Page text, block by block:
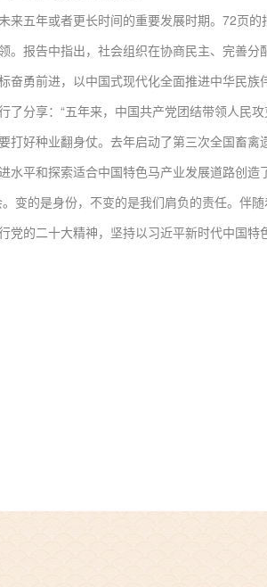
五年或者更长时间的重要发展时期。72页
报告中指出，社会组织在协商民主、完善
勇前进，以中国式现代化全面推进中华民族
了分享：“五年来，中国共产党团结带领人民
好种业翻身仗。去年启动了第三次全国畜
平和探索适合中国特色马产业发展道路创造
变的是身份，不变的是我们肩负的责任。伴
的二十大精神，坚持以习近平新时代中国